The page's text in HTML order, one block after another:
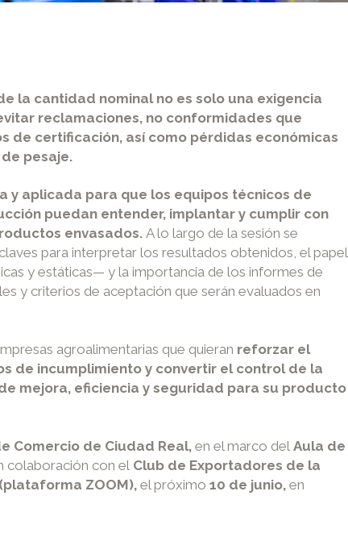
la cantidad nominal no es solo una exigencia
reclamaciones, no conformidades que
de certificación, así como pérdidas económicas
pesaje.
y aplicada para que los equipos técnicos de
puedan entender, implantar y cumplir con
envasados.A lo largo de la sesión se
para interpretar los resultados obtenidos, el papel
y estáticas— y la importancia de los informes de
y criterios de aceptación que serán evaluados en
agroalimentarias que quieran reforzar el
de incumplimiento y convertir el control de la
mejora, eficiencia y seguridad para su producto
Comercio de Ciudad Real, en el marco del Aula de
colaboración con el Club de Exportadores de la
ZOOM), el próximo 10 de junio, en